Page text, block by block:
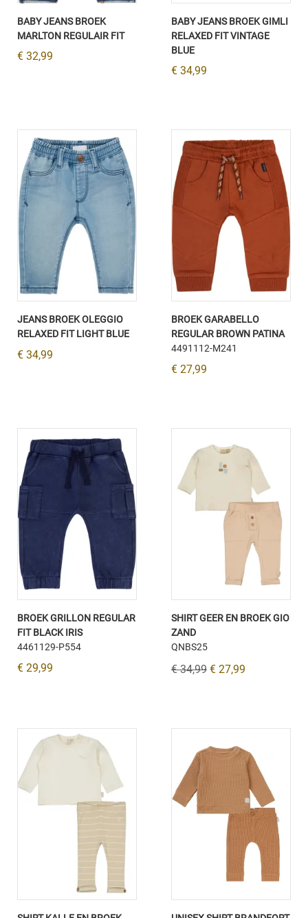
BABY JEANS BROEK
MARLTON REGULAIR FIT
€ 32,99
BABY JEANS BROEK GIMLI
RELAXED FIT VINTAGE
BLUE
€ 34,99
JEANS BROEK OLEGGIO
RELAXED FIT LIGHT BLUE
€ 34,99
BROEK GARABELLO
REGULAR BROWN PATINA
4491112-M241
€ 27,99
BROEK GRILLON REGULAR
FIT BLACK IRIS
4461129-P554
€ 29,99
SHIRT GEER EN BROEK GIO
ZAND
QNBS25
€ 34,99 € 27,99